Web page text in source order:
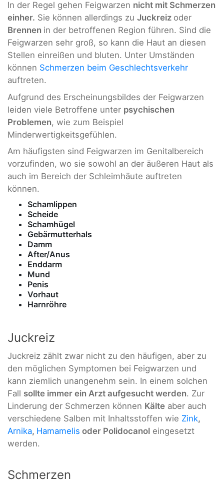
In der Regel gehen Feigwarzen nicht mit Schmerzen
einher. Sie können allerdings zu Juckreiz oder
Brennen in der betroffenen Region führen. Sind die
Feigwarzen sehr groß, so kann die Haut an diesen
Stellen einreißen und bluten. Unter Umständen
können Schmerzen beim Geschlechtsverkehr
auftreten.
Aufgrund des Erscheinungsbildes der Feigwarzen
leiden viele Betroffene unter psychischen
Problemen, wie zum Beispiel
Minderwertigkeitsgefühlen.
Am häufigsten sind Feigwarzen im Genitalbereich
vorzufinden, wo sie sowohl an der äußeren Haut als
auch im Bereich der Schleimhäute auftreten
können.
Schamlippen
Scheide
Schamhügel
Gebärmutterhals
Damm
After/Anus
Enddarm
Mund
Penis
Vorhaut
Harnröhre
Juckreiz
Juckreiz zählt zwar nicht zu den häufigen, aber zu
den möglichen Symptomen bei Feigwarzen und
kann ziemlich unangenehm sein. In einem solchen
Fall sollte immer ein Arzt aufgesucht werden. Zur
Linderung der Schmerzen können Kälte aber auch
verschiedene Salben mit Inhaltsstoffen wie Zink,
Arnika, Hamamelis oder Polidocanol eingesetzt
werden.
Schmerzen